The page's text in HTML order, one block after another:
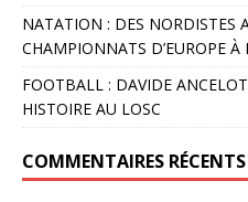
NATATION : DES NORDISTES
CHAMPIONNATS D’EUROPE À
FOOTBALL : DAVIDE
HISTOIRE AU LOSC
COMMENTAIRES RÉCENTS